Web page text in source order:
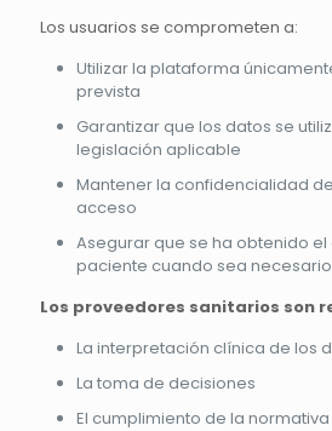
Los usuarios se comprometen a:
Utilizar la plataforma
prevista
Garantizar que los datos se
legislación aplicable
Mantener la confidencialidad
acceso
Asegurar que se ha obtenido
paciente cuando sea necesario
Los proveedores sanitarios son
La interpretación clínica de los
La toma de decisiones
El cumplimiento de la